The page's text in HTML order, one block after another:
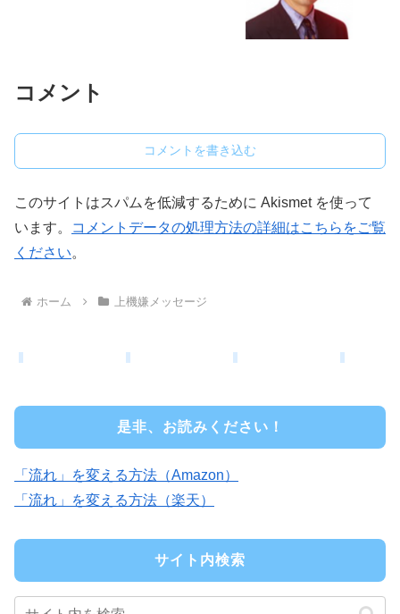
コメント
コメントを書き込む
このサイトはスパムを低減するために Akismet を使って
います。
コメントデータの処理方法の詳細はこちらをご覧
ください。
ホーム 上機嫌メッセージ
是非、お読みください！
「流れ」を変える方法（Amazon）
「流れ」を変える方法（楽天）
サイト内検索